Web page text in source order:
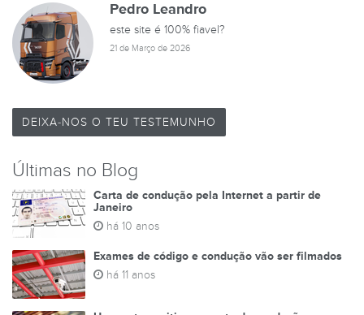
Pedro Leandro
este site é 100% fiavel?
21 de Março de 2026
DEIXA-NOS O TEU TESTEMUNHO
Últimas no Blog
Carta de condução pela Internet a partir de
Janeiro
há 10 anos
Exames de código e condução vão ser filmados
há 11 anos